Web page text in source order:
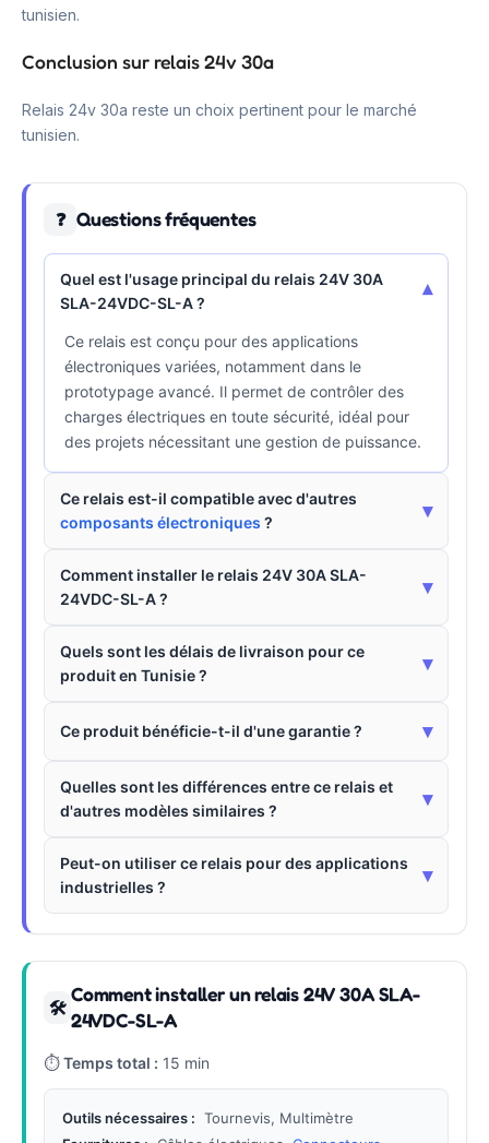
tunisien.
Conclusion sur relais 24v 30a
Relais 24v 30a reste un choix pertinent pour le marché
tunisien.
❓ Questions fréquentes
Quel est l'usage principal du relais 24V 30A
SLA-24VDC-SL-A ?
▾
Ce relais est conçu pour des applications
électroniques variées, notamment dans le
prototypage avancé. Il permet de contrôler des
charges électriques en toute sécurité, idéal pour
des projets nécessitant une gestion de puissance.
Ce relais est-il compatible avec d'autres
composants électroniques ?
▾
Comment installer le relais 24V 30A SLA-
24VDC-SL-A ?
▾
Quels sont les délais de livraison pour ce
produit en Tunisie ?
▾
Ce produit bénéficie-t-il d'une garantie ? ▾
Quelles sont les différences entre ce relais et
d'autres modèles similaires ?
▾
Peut-on utiliser ce relais pour des applications
industrielles ?
▾
🛠
Comment installer un relais 24V 30A SLA-
24VDC-SL-A
⏱Temps total : 15 min
Outils nécessaires : Tournevis, Multimètre